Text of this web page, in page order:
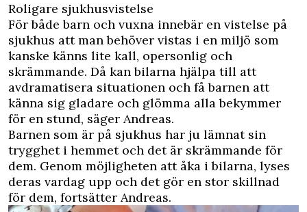
Roligare sjukhusvistelse
För både barn och vuxna innebär en vistelse på
sjukhus att man behöver vistas i en miljö som
kanske känns lite kall, opersonlig och
skrämmande. Då kan bilarna hjälpa till att
avdramatisera situationen och få barnen att
känna sig gladare och glömma alla bekymmer
för en stund, säger Andreas.
Barnen som är på sjukhus har ju lämnat sin
trygghet i hemmet och det är skrämmande för
dem. Genom möjligheten att åka i bilarna, lyses
deras vardag upp och det gör en stor skillnad
för dem, fortsätter Andreas.